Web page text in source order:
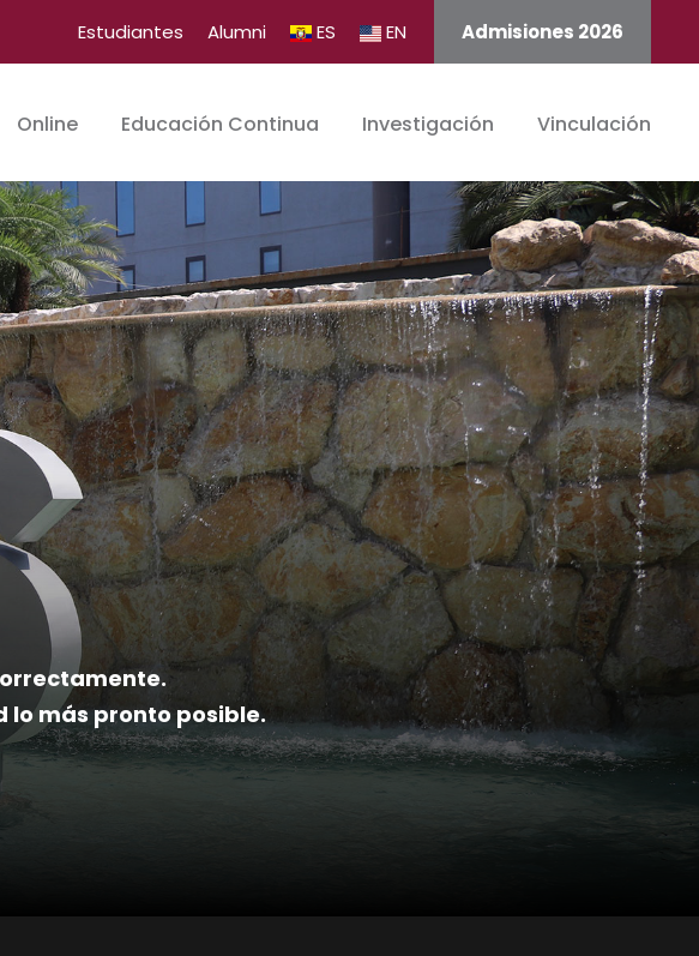
Estudiantes Alumni ES EN Admisiones 2026
Online Educación Continua Investigación Vinculación
lo más pronto posible.